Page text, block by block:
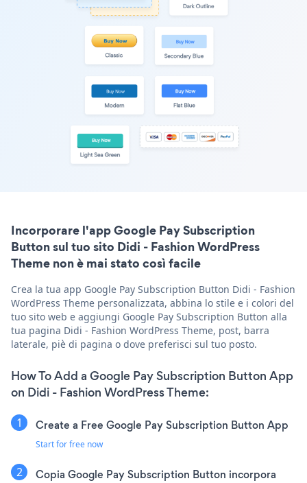
Incorporare l'app Google Pay Subscription
Button sul tuo sito Didi - Fashion WordPress
Theme non è mai stato così facile
Crea la tua app Google Pay Subscription Button Didi - Fashion
WordPress Theme personalizzata, abbina lo stile e i colori del
tuo sito web e aggiungi Google Pay Subscription Button alla
tua pagina Didi - Fashion WordPress Theme, post, barra
laterale, piè di pagina o dove preferisci sul tuo posto.
How To Add a Google Pay Subscription Button App
on Didi - Fashion WordPress Theme:
Create a Free Google Pay Subscription Button App
Start for free now
Copia Google Pay Subscription Button incorpora